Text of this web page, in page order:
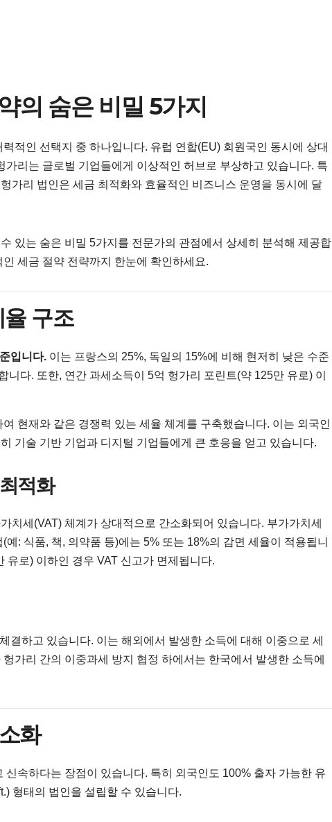
의 숨은 비밀 5가지
적인 선택지 중 하나입니다. 유럽 연합(EU) 회원국인 동시에 상대
리는 글로벌 기업들에게 이상적인 허브로 부상하고 있습니다. 특
가리 법인은 세금 최적화와 효율적인 비즈니스 운영을 동시에 달
있는 숨은 비밀 5가지를 전문가의 관점에서 상세히 분석해 제공합
세금 절약 전략까지 한눈에 확인하세요.
구조
입니다. 이는 프랑스의 25%, 독일의 15%에 비해 현저히 낮은 수준
다. 또한, 연간 과세소득이 5억 헝가리 포린트(약 125만 유로) 이
현재와 같은 경쟁력 있는 세율 체계를 구축했습니다. 이는 외국인
기술 기반 기업과 디지털 기업들에게 큰 호응을 얻고 있습니다.
적화
치세(VAT) 체계가 상대적으로 간소화되어 있습니다. 부가가치세
: 식품, 책, 의약품 등)에는 5% 또는 18%의 감면 세율이 적용됩니
유로) 이하인 경우 VAT 신고가 면제됩니다.
결하고 있습니다. 이는 해외에서 발생한 소득에 대해 이중으로 세
가리 간의 이중과세 방지 협정 하에서는 한국에서 발생한 소득에
화
속하다는 장점이 있습니다. 특히 외국인도 100% 출자 가능한 유
형태의 법인을 설립할 수 있습니다.